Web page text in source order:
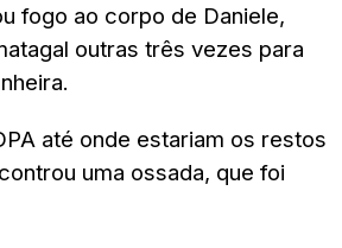
fogo ao corpo de Daniele,
outras três vezes para
até onde estariam os restos
uma ossada, que foi